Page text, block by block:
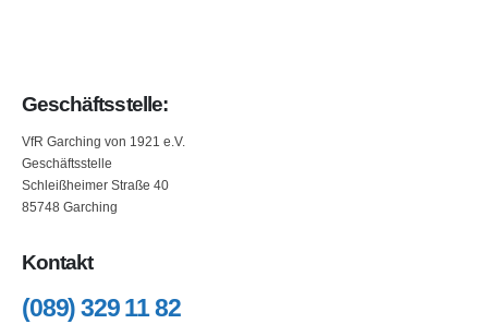
Geschäftsstelle:
VfR Garching von 1921 e.V.
Geschäftsstelle
Schleißheimer Straße 40
85748 Garching
Kontakt
(089) 329 11 82